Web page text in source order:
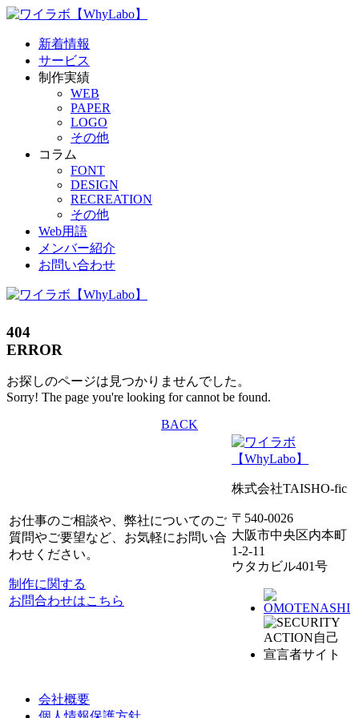
新着情報
サービス
制作実績
WEB
PAPER
LOGO
その他
コラム
FONT
DESIGN
RECREATION
その他
Web用語
メンバー紹介
お問い合わせ
404
ERROR
お探しのページは見つかりませんでした。
Sorry! The page you're looking for cannot be found.
BACK
お仕事のご相談や、弊社についてのご
質問やご要望など、お気軽にお問い合
わせください。
制作に関する
お問合わせはこちら
株式会社TAISHO-fic
〒540-0026
大阪市中央区内本町
1-2-11
ウタカビル401号
会社概要